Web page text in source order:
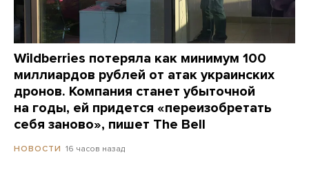
Wildberries потеряла как минимум 100
миллиардов рублей от атак украинских
дронов. Компания станет убыточной
на годы, ей придется «переизобретать
себя заново», пишет The Bell
НОВОСТИ 16 часов назад